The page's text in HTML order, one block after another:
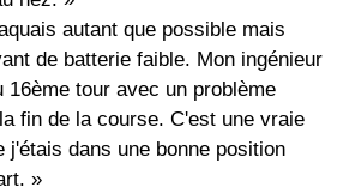
autant que possible mais
de batterie faible. Mon ingénieur
16ème tour avec un problème
fin de la course. C'est une vraie
j'étais dans une bonne position
»